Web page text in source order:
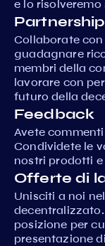
e lo risolveremo
Partnership
Collaborate
guadagnare
membri della
lavorare con
futuro della
Feedback
Avete
Condividete le
nostri prodotti e
Offerte di
Unisciti a noi
posizione per
presentazione